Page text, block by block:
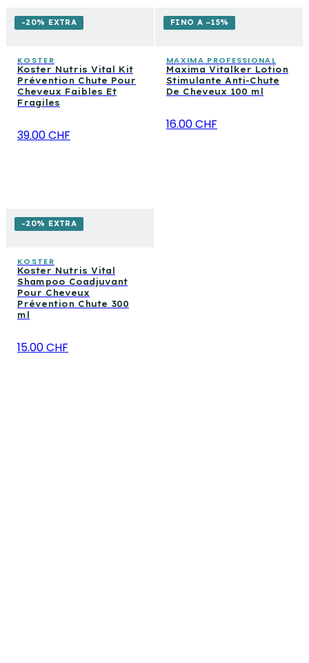
-20% EXTRA
KOSTER
Koster Nutris Vital Kit
Prévention Chute Pour
Cheveux Faibles Et
Fragiles
39.00 CHF
FINO A −15%
MAXIMA PROFESSIONAL
Maxima Vitalker Lotion
Stimulante Anti-Chute
De Cheveux 100 ml
16.00 CHF
-20% EXTRA
KOSTER
Koster Nutris Vital
Shampoo Coadjuvant
Pour Cheveux
Prévention Chute 300
ml
15.00 CHF